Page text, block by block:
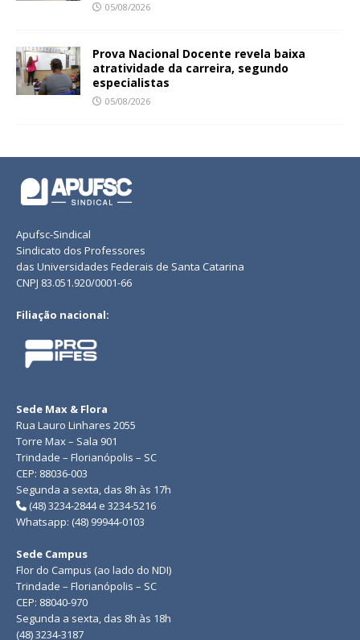
05/08/2026
Prova Nacional Docente revela baixa
atratividade da carreira, segundo
especialistas
05/08/2026
Apufsc-Sindical
Sindicato dos Professores
das Universidades Federais de Santa Catarina
CNPJ 83.051.920/0001-66
Filiação nacional:
Sede Max & Flora
Rua Lauro Linhares 2055
Torre Max – Sala 901
Trindade – Florianópolis – SC
CEP: 88036-003
Segunda a sexta, das 8h às 17h
(48) 3234-2844 e 3234-5216
Whatsapp: (48) 99944-0103
Sede Campus
Flor do Campus (ao lado do NDI)
Trindade – Florianópolis – SC
CEP: 88040-970
Segunda a sexta, das 8h às 18h
(48) 3234-3187